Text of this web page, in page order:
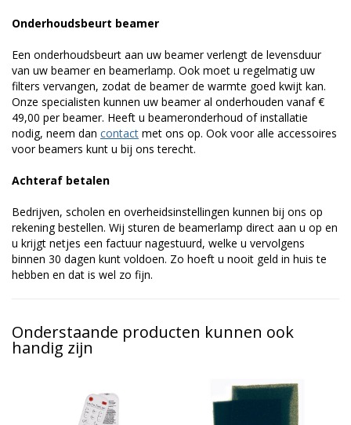
Onderhoudsbeurt beamer
Een onderhoudsbeurt aan uw beamer verlengt de levensduur
van uw beamer en beamerlamp. Ook moet u regelmatig uw
filters vervangen, zodat de beamer de warmte goed kwijt kan.
Onze specialisten kunnen uw beamer al onderhouden vanaf €
49,00 per beamer. Heeft u beameronderhoud of installatie
nodig, neem dan contact met ons op. Ook voor alle accessoires
voor beamers kunt u bij ons terecht.
Achteraf betalen
Bedrijven, scholen en overheidsinstellingen kunnen bij ons op
rekening bestellen. Wij sturen de beamerlamp direct aan u op en
u krijgt netjes een factuur nagestuurd, welke u vervolgens
binnen 30 dagen kunt voldoen. Zo hoeft u nooit geld in huis te
hebben en dat is wel zo fijn.
Onderstaande producten kunnen ook
handig zijn